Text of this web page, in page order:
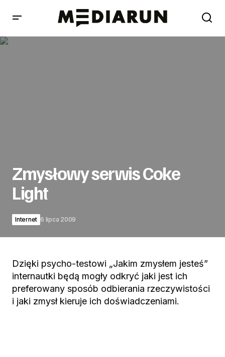
Zmysłowy serwis Coke
Light
Internet 6 lipca 2009
Dzięki psycho-testowi „Jakim zmysłem jesteś”
internautki będą mogły odkryć jaki jest ich
preferowany sposób odbierania rzeczywistości
i jaki zmysł kieruje ich doświadczeniami.